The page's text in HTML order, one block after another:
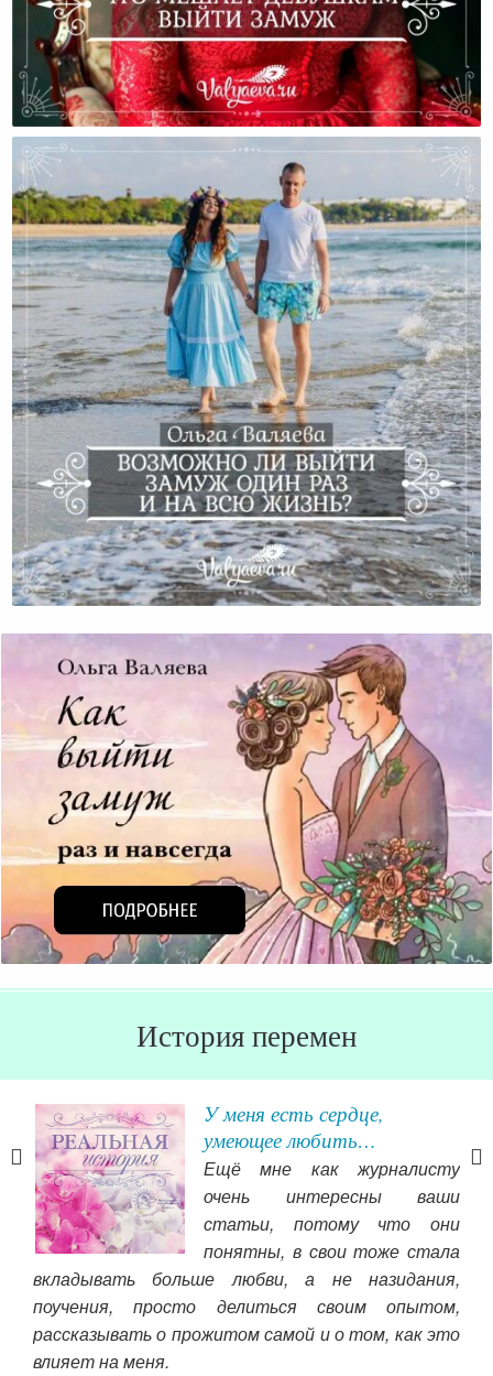
Что Мешает Девушкам Выйти Замуж
Возможно Ли Выйти Замуж Один Раз И На Всю
Жизнь?
История перемен
У меня есть сердце,
умеющее любить…
Ещё мне как журналисту
очень интересны ваши
статьи, потому что они
понятны, в свои тоже стала
вкладывать больше любви, а не назидания,
поучения, просто делиться своим опытом,
рассказывать о прожитом самой и о том, как это
влияет на меня.